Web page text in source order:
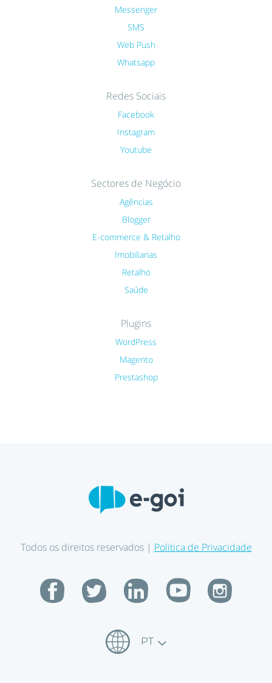
Messenger
SMS
Web Push
Whatsapp
Redes Sociais
Facebook
Instagram
Youtube
Sectores de Negócio
Agências
Blogger
E-commerce & Retalho
Imobiliarias
Retalho
Saúde
Plugins
WordPress
Magento
Prestashop
Todos os direitos reservados | Politica de Privacidade